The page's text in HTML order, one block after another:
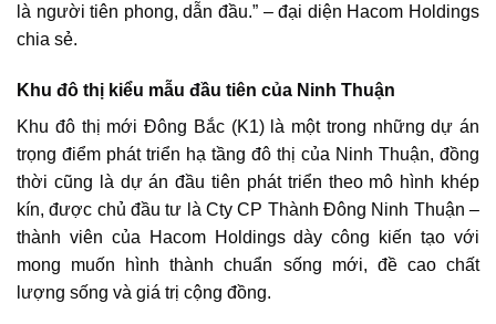
là người tiên phong, dẫn đầu.” – đại diện Hacom Holdings
chia sẻ.
Khu đô thị kiểu mẫu đầu tiên của Ninh Thuận
Khu đô thị mới Đông Bắc (K1)là một trong những dự án
trọng điểm phát triển hạ tầng đô thị của Ninh Thuận, đồng
thời cũng là dự án đầu tiên phát triển theo mô hình khép
kín, được chủ đầu tư là Cty CP Thành Đông Ninh Thuận –
thành viên của Hacom Holdings dày công kiến tạo với
mong muốn hình thành chuẩn sống mới, đề cao chất
lượng sống và giá trị cộng đồng.